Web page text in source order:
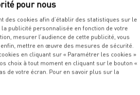
des cookies afin d’établir des statistiques sur le
publicité personnalisée en fonction de votre
mesurer l’audience de cette publicité, vous
mettre en œuvre des mesures de sécurité.
en cliquant sur « Paramétrer les cookies »
choix à tout moment en cliquant sur le bouton «
de votre écran. Pour en savoir plus sur la